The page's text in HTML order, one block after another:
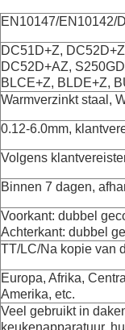
EN10147/EN10142/
DC51D+Z,
DC52D+AZ,
BLCE+Z, BLDE+Z,
Warmverzinkt staal,
0.12-6.0mm,
Volgens
Binnen 7 dagen,
Voorkant: dubbel
Achterkant: dubbel
TT/LC/Na kopie van
Europa, Afrika,
Amerika, etc.
Veel gebruikt in
keukenapparatuur,